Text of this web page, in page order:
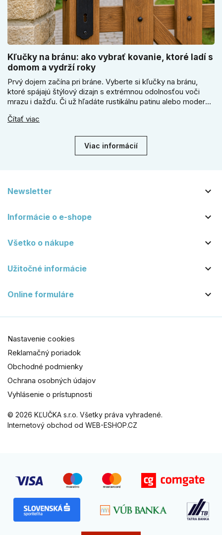
Kľučky na bránu: ako vybrať kovanie, ktoré ladí s
domom a vydrží roky
Prvý dojem začína pri bráne. Vyberte si kľučky na bránu,
ktoré spájajú štýlový dizajn s extrémnou odolnosťou voči
mrazu i dažďu. Či už hľadáte rustikálnu patinu alebo moderné
vydrží roky. Zabezpečte svoj vstup kvalitou, ktorá prežije
Čítať viac
Viac informácií
Newsletter 
Informácie o e-shope 
Všetko o nákupe 
Užitočné informácie 
Online formuláre 
© 2026 KĽUČKA s.r.o. Všetky práva vyhradené.
Internetový obchod od WEB-ESHOP.CZ
Nastavenie cookies
Reklamačný poriadok
Obchodné podmienky
Ochrana osobných údajov
Vyhlásenie o prístupnosti